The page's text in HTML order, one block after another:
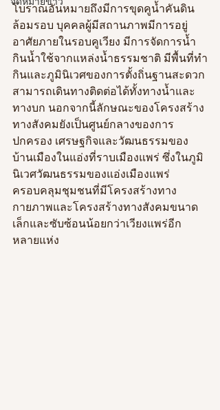
โบราณอันหมายถึงมีการขุดคูน้ำคันดิน
ล้อมรอบ บุคคลผู้มีสถานภาพมีการอยู่
อาศัยภายในรอบคูเวียง มีการจัดการน้ำ
กินน้ำใช้จากแหล่งน้ำธรรมชาติ มีพื้นที่ทำ
กินและภูมินิเวศของการตั้งถิ่นฐานสะดวก
สามารถเดินทางติดต่อได้ทั้งทางน้ำและ
ทางบก นอกจากนี้ลักษณะของโครงสร้าง
ทางสังคมยังเป็นศูนย์กลางของการ
ปกครอง เศรษฐกิจและวัฒนธรรมของ
บ้านเมืองในแอ่งที่ราบเมืองแพร่ ซึ่งในภูมิ
นิเวศวัฒนธรรมของแอ่งเมืองแพร่
ครอบคลุมชุมชนที่มีโครงสร้างทาง
กายภาพและโครงสร้างทางสังคมขนาด
เล็กและซับซ้อนน้อยกว่าเวียงแพร่อีก
หลายแห่ง